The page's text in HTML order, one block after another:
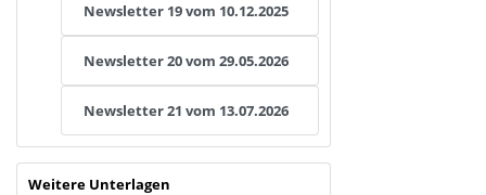
Newsletter 19 vom 10.12.2025
Newsletter 20 vom 29.05.2026
Newsletter 21 vom 13.07.2026
Weitere Unterlagen